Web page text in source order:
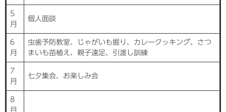
5
月
個人面談
6
月
虫歯予防教室、じゃがいも掘り、カレークッキング、さつ
まいも苗植え、親子遠足、引渡し訓練
7
月
七夕集会、お楽しみ会
8
月